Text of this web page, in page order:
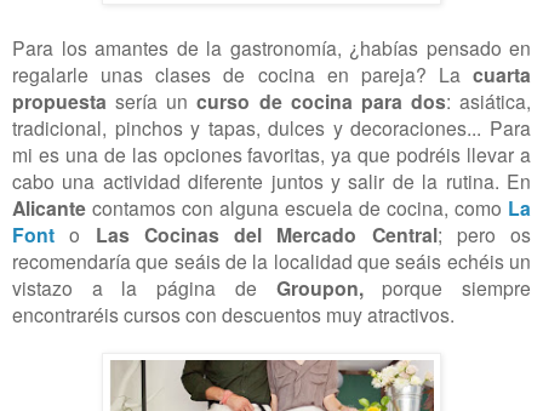
Para los amantes de la gastronomía, ¿habías pensado en
regalarle unas clases de cocina en pareja? La cuarta
propuesta sería uncurso de cocina para dos: asiática,
tradicional, pinchos y tapas, dulces y decoraciones... Para
mi es una de las opciones favoritas, ya que podréis llevar a
cabo una actividad diferente juntos y salir de la rutina. En
Alicante contamos con alguna escuela de cocina, como La
Font o Las Cocinas del Mercado Central; pero os
recomendaría que seáis de la localidad que seáis echéis un
vistazo a la página de Groupon,porque siempre
encontraréis cursos con descuentos muy atractivos.